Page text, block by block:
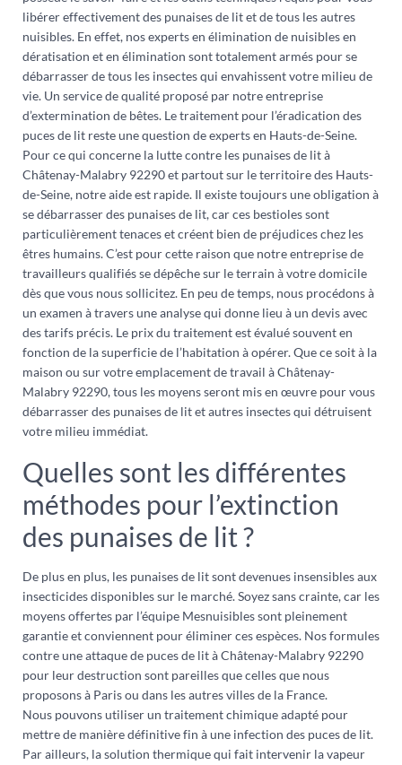
libérer effectivement des punaises de lit et de tous les autres
nuisibles. En effet, nos experts en élimination de nuisibles en
dératisation et en élimination sont totalement armés pour se
débarrasser de tous les insectes qui envahissent votre milieu de
vie. Un service de qualité proposé par notre entreprise
d’extermination de bêtes. Le traitement pour l’éradication des
puces de lit reste une question de experts en Hauts-de-Seine.
Pour ce qui concerne la lutte contre les punaises de lit à
Châtenay-Malabry 92290 et partout sur le territoire des Hauts-
de-Seine, notre aide est rapide. Il existe toujours une obligation à
se débarrasser des punaises de lit, car ces bestioles sont
particulièrement tenaces et créent bien de préjudices chez les
êtres humains. C’est pour cette raison que notre entreprise de
travailleurs qualifiés se dépêche sur le terrain à votre domicile
dès que vous nous sollicitez. En peu de temps, nous procédons à
un examen à travers une analyse qui donne lieu à un devis avec
des tarifs précis. Le prix du traitement est évalué souvent en
fonction de la superficie de l’habitation à opérer. Que ce soit à la
maison ou sur votre emplacement de travail à Châtenay-
Malabry 92290, tous les moyens seront mis en œuvre pour vous
débarrasser des punaises de lit et autres insectes qui détruisent
votre milieu immédiat.
Quelles sont les différentes
méthodes pour l’extinction
des punaises de lit ?
De plus en plus, les punaises de lit sont devenues insensibles aux
insecticides disponibles sur le marché. Soyez sans crainte, car les
moyens offertes par l’équipe Mesnuisibles sont pleinement
garantie et conviennent pour éliminer ces espèces. Nos formules
contre une attaque de puces de lit à Châtenay-Malabry 92290
pour leur destruction sont pareilles que celles que nous
proposons à Paris ou dans les autres villes de la France.
Nous pouvons utiliser un traitement chimique adapté pour
mettre de manière définitive fin à une infection des puces de lit.
Par ailleurs, la solution thermique qui fait intervenir la vapeur